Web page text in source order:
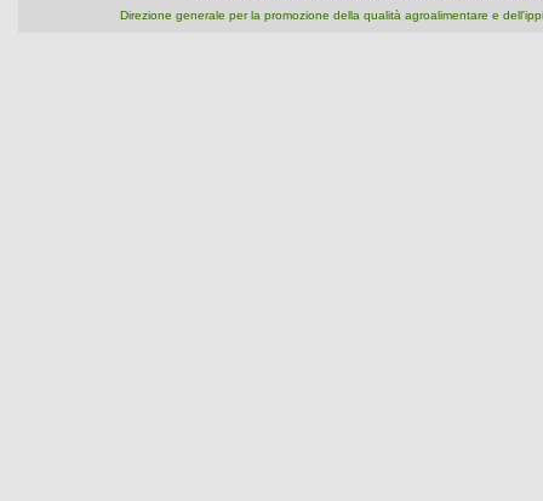
Direzione generale per la promozione della qualità agroalimentare e